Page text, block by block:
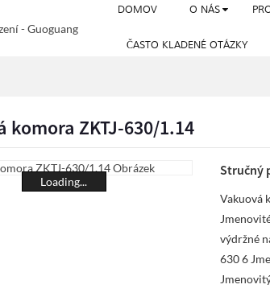
DOMOV O NÁS
ČASTO KLADENÉ OTÁZKY
komora ZKTJ-630/1.14
Loading...
Stručný
Vakuová
výdržné
630 6